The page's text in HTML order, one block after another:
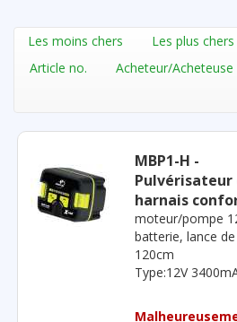
Les moins chers Les plus chers
Article no.
Acheteur/Acheteuse
MBP1-H -
Pulvérisateur
harnais
moteur/pompe
batterie, lance
120cm
Type:12V